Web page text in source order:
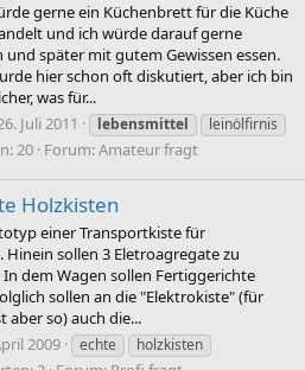
gerne ein Küchenbrett für die Küche
und ich würde darauf gerne
später mit gutem Gewissen essen.
hier schon oft diskutiert, aber ich bin
was für...
Juli 2011 lebensmittel
leinölfirnis
20 Forum:Amateur fragt
Holzkisten
einer Transportkiste für
sollen 3 Eletroagregate zu
dem Wagen sollen Fertiggerichte
sollen an die "Elektrokiste" (für
aber so) auch die...
2009 echte
holzkisten